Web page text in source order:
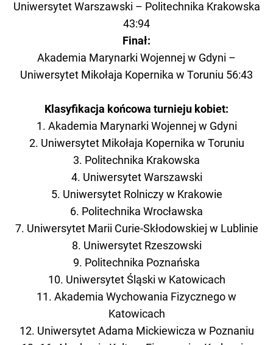
Uniwersytet Warszawski – Politechnika Krakowska
43:94
Finał:
Akademia Marynarki Wojennej w Gdyni –
Uniwersytet Mikołaja Kopernika w Toruniu 56:43
Klasyfikacja końcowa turnieju kobiet:
1. Akademia Marynarki Wojennej w Gdyni
2. Uniwersytet Mikołaja Kopernika w Toruniu
3. Politechnika Krakowska
4. Uniwersytet Warszawski
5. Uniwersytet Rolniczy w Krakowie
6. Politechnika Wrocławska
7. Uniwersytet Marii Curie-Skłodowskiej w Lublinie
8. Uniwersytet Rzeszowski
9. Politechnika Poznańska
10. Uniwersytet Śląski w Katowicach
11. Akademia Wychowania Fizycznego w
Katowicach
12. Uniwersytet Adama Mickiewicza w Poznaniu